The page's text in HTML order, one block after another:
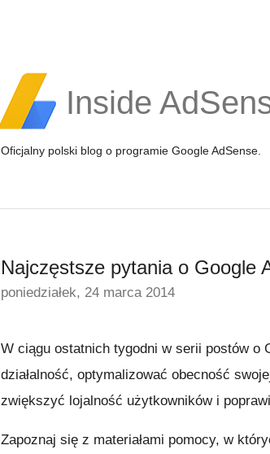
Inside
Oficjalny polski blog o programie Google AdSense.
Najczęstsze pytania o Google
poniedziałek, 24 marca 2014
W ciągu ostatnich tygodni w serii postów o
działalność, optymalizować obecność
zwiększyć lojalność użytkowników i
Zapoznaj się z materiałami pomocy, w